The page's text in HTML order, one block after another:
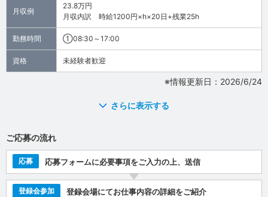
月収例
23.8万円
月収内訳 時給1200円×h×20日+残業25h
勤務時間 ①08:30～17:00
資格 未経験者歓迎
※情報更新日：2026/6/24
さらに表示する
ご応募の流れ
応募 応募フォームに必要事項をご入力の上、送信
登録会参加 登録会場にてお仕事内容の詳細をご紹介